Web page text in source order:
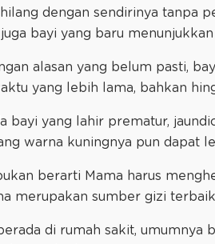
dengan sendirinya tanpa
juga bayi yang baru
alasan yang belum pasti,
yang lebih lama, bahkan
bayi yang lahir prematur,
warna kuningnya pun dapat
berarti Mama harus
merupakan sumber gizi
di rumah sakit, umumnya